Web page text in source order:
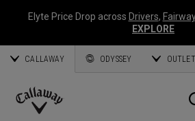
Elyte Price Drop across Drivers,
EXPLORE
CALLAWAY ODYSSEY OUTLET